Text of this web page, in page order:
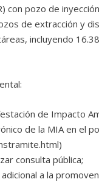
con pozo de
de extracción y
incluyendo
de Impacto
de la MIA en el
consulta pública;
a la